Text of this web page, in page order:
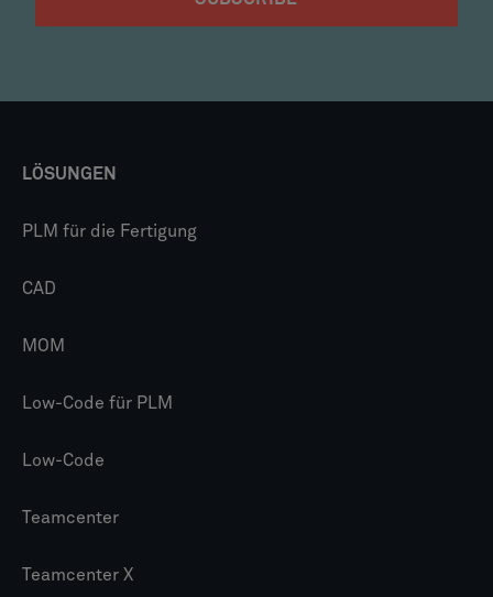
LÖSUNGEN
PLM für die Fertigung
CAD
MOM
Low-Code für PLM
Low-Code
Teamcenter
Teamcenter X